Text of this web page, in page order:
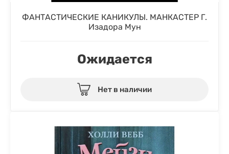
ФАНТАСТИЧЕСКИЕ КАНИКУЛЫ. МАНКАСТЕР Г.
Изадора Мун
Ожидается
Нет в наличии